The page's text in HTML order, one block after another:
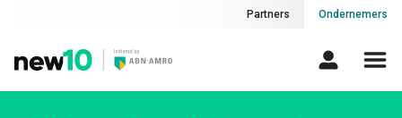
Partners Ondernemers